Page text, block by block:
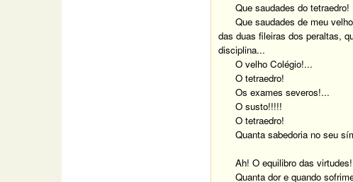
Que saudades do tetraedro!
Que saudades de meu
das duas fileiras dos peraltas,
disciplina...
O velho Colégio!...
O tetraedro!
Os exames severos!...
O susto!!!!!
O tetraedro!
Quanta sabedoria no seu
Ah! O equilibro das virtudes!
Quanta dor e quando